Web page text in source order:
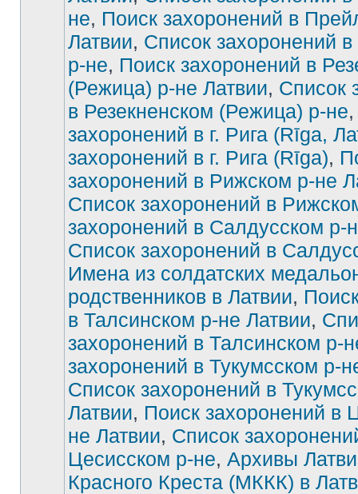
не, Поиск захоронений в
Латвии, Список захоронений
р-не, Поиск захоронений в
(Режица) р-не Латвии, Список
в Резекненском (Режица) р-не
захоронений в г. Рига (Rīga,
захоронений в г. Рига (Rīga),
захоронений в Рижском р-не
Список захоронений в
захоронений в Салдусском р-
Список захоронений в
Имена из солдатских
родственников в Латвии,
в Талсинском р-не Латвии,
захоронений в Талсинском р-
захоронений в Тукумсском р-
Список захоронений в
Латвии, Поиск захоронений в
не Латвии, Список
Цесисском р-не, Архивы
Красного Креста (МККК) в